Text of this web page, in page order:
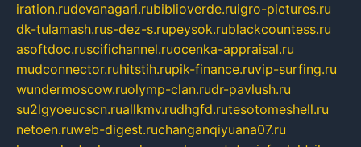
iration.rudevanagari.rubiblioverde.ruigro-pictures.ru
dk-tulamash.rus-dez-s.rupeysok.rublackcountess.ru
asoftdoc.ruscifichannel.ruocenka-appraisal.ru
mudconnector.ruhitstih.rupik-finance.ruvip-surfing.ru
wundermoscow.ruolymp-clan.rudr-pavlush.ru
su2lgyoeucscn.ruallkmv.rudhgfd.rutesotomeshell.ru
netoen.ruweb-digest.ruchanganqiyuana07.ru